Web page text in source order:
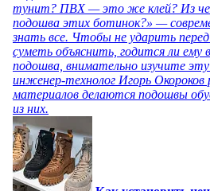
тунит? ПВХ — это же клей? Из
подошва этих ботинок?» —
знать все. Чтобы не ударить перед
суметь объяснить, годится ли ему
подошва, внимательно изучите
инженер-технолог Игорь Окороков
материалов делаются подошвы
из них.